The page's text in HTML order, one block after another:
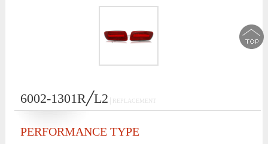
6002-1301R╱L2 │REPLACEMENT
PERFORMANCE TYPE